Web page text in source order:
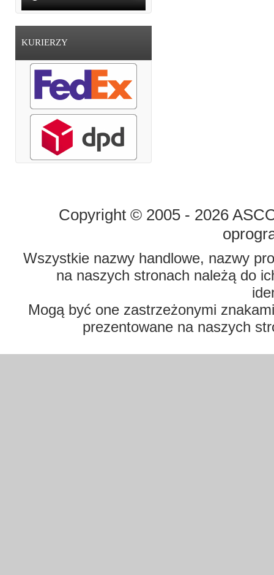
KURIERZY
Copyright © 2005 - 2026
Wszystkie nazwy handlowe, nazwy
na naszych stronach należą do
Mogą być one zastrzeżonymi
prezentowane na naszych